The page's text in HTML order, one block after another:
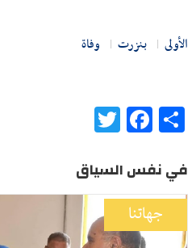
الأولى بنزرت وفاة
Share
Facebook
في نفس السياق
جهاتنا